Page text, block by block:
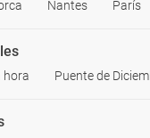
Nantes París
hora Puente de